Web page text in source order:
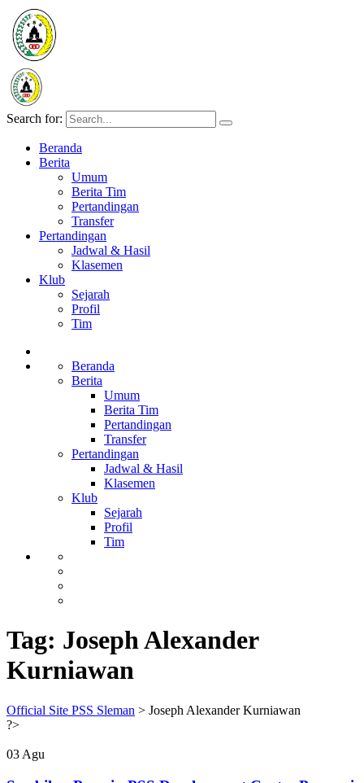
Search for:
Beranda
Berita
Umum
Berita Tim
Pertandingan
Transfer
Pertandingan
Jadwal & Hasil
Klasemen
Klub
Sejarah
Profil
Tim
Beranda
Berita
Umum
Berita Tim
Pertandingan
Transfer
Pertandingan
Jadwal & Hasil
Klasemen
Klub
Sejarah
Profil
Tim
Tag: Joseph Alexander
Kurniawan
Official Site PSS Sleman > Joseph Alexander Kurniawan
?>
03 Agu